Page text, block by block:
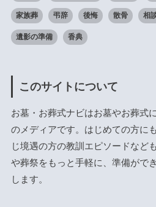
家族葬 弔辞 後悔 散骨 相
遺影の準備 香典
このサイトについて
お墓・お葬式ナビはお墓やお葬式
のメディアです。はじめての方に
じ境遇の方の教訓エピソードなど
や葬祭をもっと手軽に、準備がで
します。